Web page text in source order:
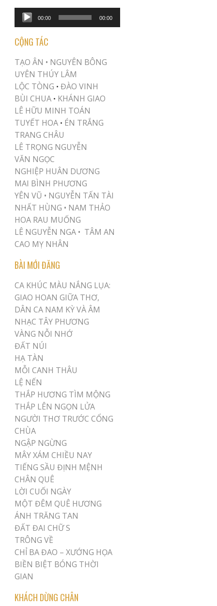
Audio
Player
00:00 00:00
CỘNG TÁC
TẠO ÂN • NGUYÊN BÔNG
UYÊN THÚY LÂM
LỘC TÒNG • ĐÀO VINH
BÙI CHUA • KHÁNH GIAO
LÊ HỮU MINH TOÁN
TUYẾT HOA • ÉN TRẮNG
TRANG CHÂU
LÊ TRỌNG NGUYỄN
VĂN NGỌC
NGHIỆP HUÂN DƯƠNG
MAI BÌNH PHƯƠNG
YÊN VŨ • NGUYỄN TẤN TÀI
NHẤT HÙNG • NAM THẢO
HOA RAU MUỐNG
LÊ NGUYỄN NGA • TÂM AN
CAO MỴ NHÂN
BÀI MỚI ĐĂNG
CA KHÚC MÀU NẮNG LỤA:
GIAO HOAN GIỮA THƠ,
DÂN CA NAM KỲ VÀ ÂM
NHẠC TÂY PHƯƠNG
VÀNG NỖI NHỚ
ĐẤT NÚI
HẠ TÀN
MỖI CANH THÂU
LỆ NẾN
THẮP HƯƠNG TÌM MỘNG
THẮP LÊN NGỌN LỬA
NGƯỜI THƠ TRƯỚC CỔNG
CHÙA
NGẬP NGỪNG
MÂY XÁM CHIỀU NAY
TIẾNG SẦU ĐỊNH MỆNH
CHÂN QUÊ
LỜI CUỐI NGÀY
MỘT ĐÊM QUÊ HƯƠNG
ÁNH TRĂNG TAN
ĐẤT ĐAI CHỮ S
TRÔNG VỀ
CHỈ BA ĐAO – XƯỚNG HỌA
BIỀN BIỆT BÓNG THỜI
GIAN
KHÁCH DỪNG CHÂN